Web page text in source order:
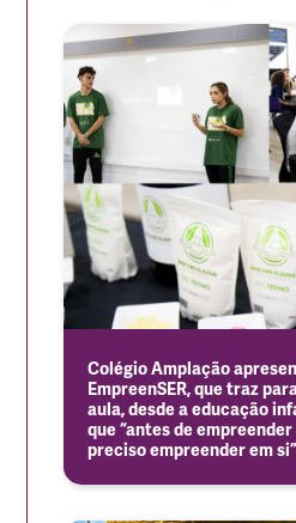
Colégio Amplação
EmpreenSER, que traz
aula, desde a educação
que “antes de empreender
preciso empreender em